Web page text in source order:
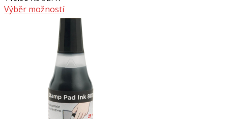
Výběr možností